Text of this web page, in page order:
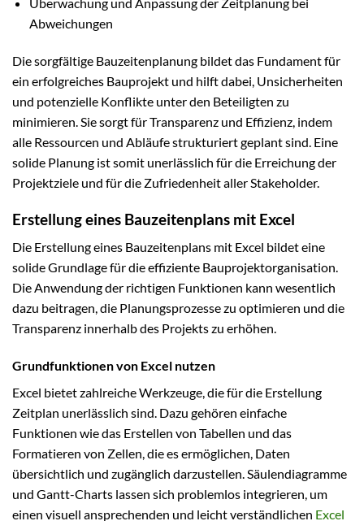
Abweichungen
Die sorgfältige Bauzeitenplanung bildet das Fundament für
ein erfolgreiches Bauprojekt und hilft dabei, Unsicherheiten
und potenzielle Konflikte unter den Beteiligten zu
minimieren. Sie sorgt für Transparenz und Effizienz, indem
alle Ressourcen und Abläufe strukturiert geplant sind. Eine
solide Planung ist somit unerlässlich für die Erreichung der
Projektziele und für die Zufriedenheit aller Stakeholder.
Erstellung eines Bauzeitenplans mit Excel
Die Erstellung eines Bauzeitenplans mit Excel bildet eine
solide Grundlage für die effiziente Bauprojektorganisation.
Die Anwendung der richtigen Funktionen kann wesentlich
dazu beitragen, die Planungsprozesse zu optimieren und die
Transparenz innerhalb des Projekts zu erhöhen.
Grundfunktionen von Excel nutzen
Excel bietet zahlreiche Werkzeuge, die für die Erstellung
Zeitplan unerlässlich sind. Dazu gehören einfache
Funktionen wie das Erstellen von Tabellen und das
Formatieren von Zellen, die es ermöglichen, Daten
übersichtlich und zugänglich darzustellen. Säulendiagramme
und Gantt-Charts lassen sich problemlos integrieren, um
einen visuell ansprechenden und leicht verständlichen Excel